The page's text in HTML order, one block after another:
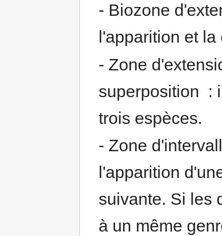
- Biozone
l'apparition et
- Zone
superposition :
trois espèces.
- Zone
l'apparition
suivante. Si les
à un même